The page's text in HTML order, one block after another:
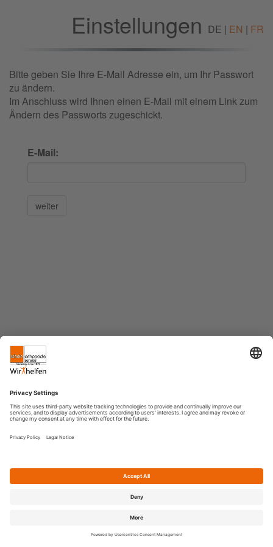
Einstellungen DE | EN | FR
Bitte geben Sie Ihre E-Mail Adresse ein, um Ihr Passwort
zu ändern.
Im Anschluss wird Ihnen einen E-Mail mit einem Link zum
Ändern des Passworts zugeschickt.
E-Mail:
Benutzer Warenkorb